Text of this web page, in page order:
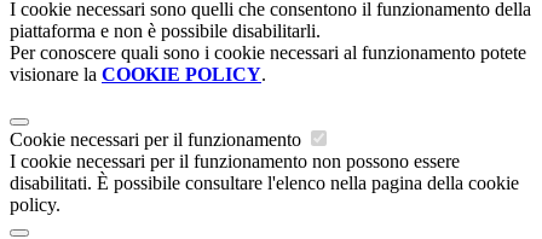
I cookie necessari sono quelli che consentono il funzionamento della
piattaforma e non è possibile disabilitarli.
Per conoscere quali sono i cookie necessari al funzionamento potete
visionare la COOKIE POLICY.
Cookie necessari per il funzionamento
I cookie necessari per il funzionamento non possono essere
disabilitati. È possibile consultare l'elenco nella pagina della cookie
policy.